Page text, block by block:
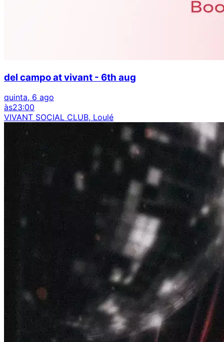
del campo at vivant - 6th aug
quinta, 6 ago
às23:00
VIVANT SOCIAL CLUB, Loulé